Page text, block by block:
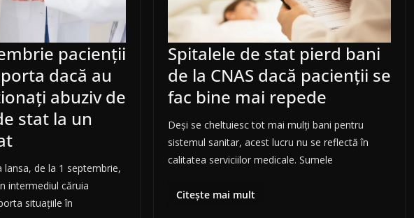
pacienții
dacă au
abuziv de
stat la un
lansa, de la 1 septembrie,
intermediul căruia
situațiile în
Spitalele de stat pierd bani
de la CNAS dacă pacienții se
fac bine mai repede
Deși se cheltuiesc tot mai mulți bani pentru
sistemul sanitar, acest lucru nu se reflectă în
calitatea serviciilor medicale. Sumele
Citește mai mult